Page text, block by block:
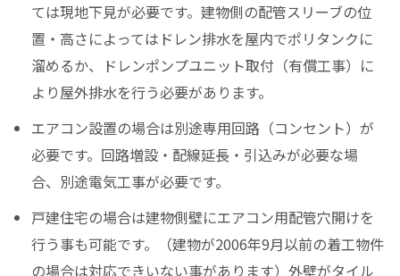
ては現地下見が必要です。建物側の配管スリーブの位
置・高さによってはドレン排水を屋内でポリタンクに
溜めるか、ドレンポンプユニット取付（有償工事）に
より屋外排水を行う必要があります。
エアコン設置の場合は別途専用回路（コンセント）が
必要です。回路増設・配線延長・引込みが必要な場
合、別途電気工事が必要です。
戸建住宅の場合は建物側壁にエアコン用配管穴開けを
行う事も可能です。（建物が2006年9月以前の着工物件
の場合は対応できいない事があります）外壁がタイル